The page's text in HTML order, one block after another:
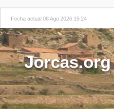
Fecha actual 08 Ago 2026 15:24
Jorcas.org